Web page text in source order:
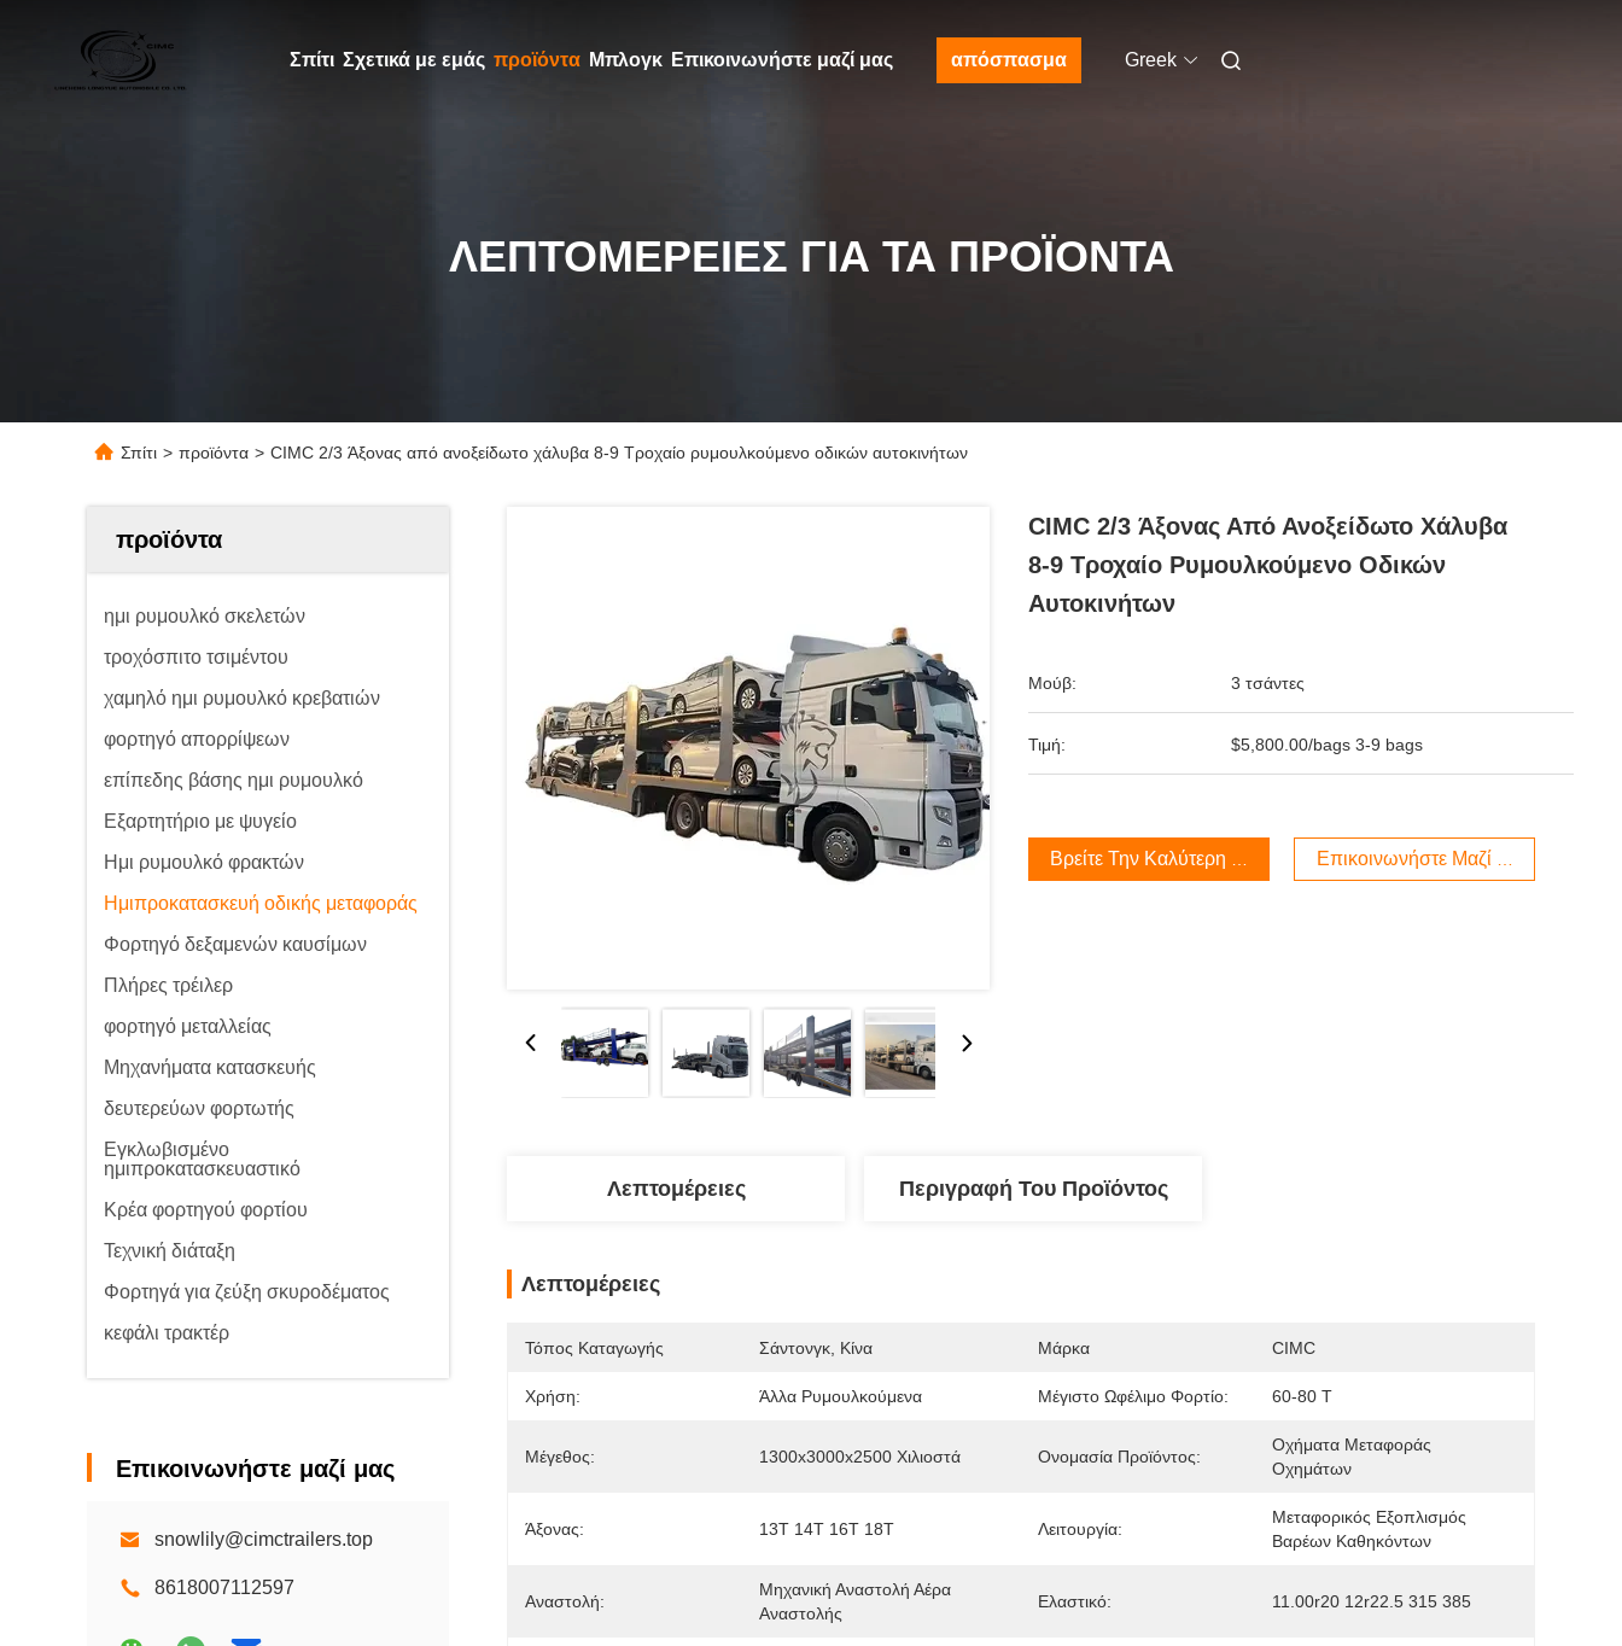
Σπίτι Σχετικά με εμάς προϊόντα Μπλογκ Επικοινωνήστε μαζί μας απόσπασμα Greek
ΛΕΠΤΟΜΈΡΕΙΕΣ ΓΙΑ ΤΑ ΠΡΟΪΌΝΤΑ
Σπίτι > προϊόντα > CIMC 2/3 Άξονας από ανοξείδωτο χάλυβα 8-9 Τροχαίο ρυμουλκούμενο οδικών αυτοκινήτων
προϊόντα
ημι ρυμουλκό σκελετών
τροχόσπιτο τσιμέντου
χαμηλό ημι ρυμουλκό κρεβατιών
φορτηγό απορρίψεων
επίπεδης βάσης ημι ρυμουλκό
Εξαρτητήριο με ψυγείο
Ημι ρυμουλκό φρακτών
Ημιπροκατασκευή οδικής μεταφοράς
Φορτηγό δεξαμενών καυσίμων
Πλήρες τρέιλερ
φορτηγό μεταλλείας
Μηχανήματα κατασκευής
δευτερεύων φορτωτής
Εγκλωβισμένο
ημιπροκατασκευαστικό
Κρέα φορτηγού φορτίου
Τεχνική διάταξη
Φορτηγά για ζεύξη σκυροδέματος
κεφάλι τρακτέρ
Επικοινωνήστε μαζί μας
snowlily@cimctrailers.top
8618007112597
CIMC 2/3 Άξονας Από Ανοξείδωτο Χάλυβα
8-9 Τροχαίο Ρυμουλκούμενο Οδικών
Αυτοκινήτων
Μούβ: 3 τσάντες
Τιμή: $5,800.00/bags 3-9 bags
Βρείτε Την Καλύτερη Τιμή Επικοινωνήστε Μαζί Μας
Λεπτομέρειες Περιγραφή Του Προϊόντος
Λεπτομέρειες
Τόπος Καταγωγής Σάντονγκ, Κίνα Μάρκα CIMC
Χρήση: Άλλα Ρυμουλκούμενα Μέγιστο Ωφέλιμο Φορτίο: 60-80 Τ
Μέγεθος: 1300x3000x2500 Χιλιοστά Ονομασία Προϊόντος:
Οχήματα Μεταφοράς
Οχημάτων
Άξονας: 13Τ 14Τ 16Τ 18Τ Λειτουργία:
Μεταφορικός Εξοπλισμός
Βαρέων Καθηκόντων
Αναστολή:
Μηχανική Αναστολή Αέρα
Αναστολής
Ελαστικό: 11.00r20 12r22.5 315 385